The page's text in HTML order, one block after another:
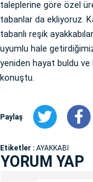
taleplerine göre özel
tabanlar da ekliyoruz.
tabanlı reşik
uyumlu hale
yeniden hayat buldu
konuştu.
Paylaş
Etiketler : AYAKKABI
YORUM YAP